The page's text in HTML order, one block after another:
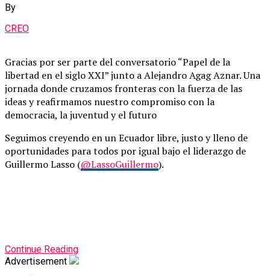
By
CREO
Gracias por ser parte del conversatorio “Papel de la
libertad en el siglo XXI” junto a Alejandro Agag Aznar. Una
jornada donde cruzamos fronteras con la fuerza de las
ideas y reafirmamos nuestro compromiso con la
democracia, la juventud y el futuro
Seguimos creyendo en un Ecuador libre, justo y lleno de
oportunidades para todos por igual bajo el liderazgo de
Guillermo Lasso (@LassoGuillermo).
Continue Reading
Advertisement